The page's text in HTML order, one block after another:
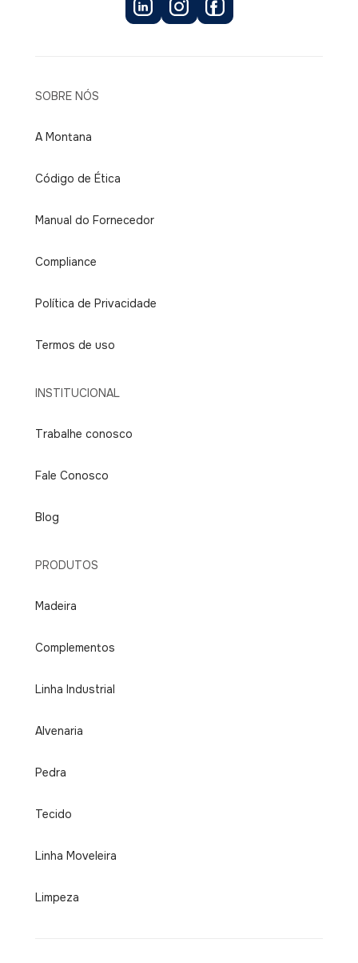
SOBRE NÓS
A Montana
Código de Ética
Manual do Fornecedor
Compliance
Política de Privacidade
Termos de uso
INSTITUCIONAL
Trabalhe conosco
Fale Conosco
Blog
PRODUTOS
Madeira
Complementos
Linha Industrial
Alvenaria
Pedra
Tecido
Linha Moveleira
Limpeza